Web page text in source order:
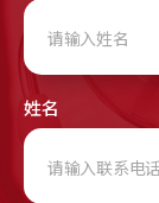
姓名